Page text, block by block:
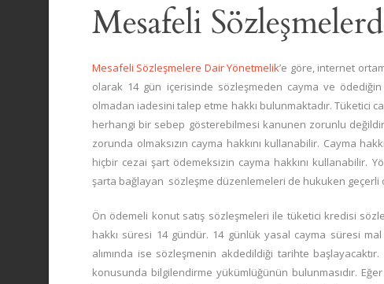
Mesafeli
Mesafeli Sözleşmelere Dair Yönetmelik’e göre, internet
olarak 14 gün içerisinde sözleşmeden cayma ve
olmadan iadesini talep etme hakkı bulunmaktadır. Tüketici
herhangi bir sebep gösterebilmesi kanunen zorunlu
zorunda olmaksızın cayma hakkını kullanabilir. Cayma
hiçbir cezai şart ödemeksizin cayma hakkını kullanabilir.
şarta bağlayan sözleşme düzenlemeleri de hukuken geçerli
Ön ödemeli konut satış sözleşmeleri ile tüketici kredisi
hakkı süresi 14 gündür. 14 günlük yasal cayma süresi
alımında ise sözleşmenin akdedildiği tarihte
konusunda bilgilendirme yükümlüğünün bulunmasıdır.